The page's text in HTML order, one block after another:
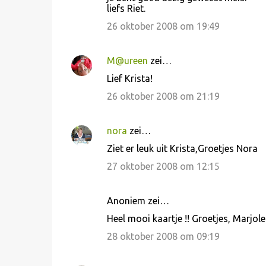
liefs Riet.
26 oktober 2008 om 19:49
M@ureen zei…
Lief Krista!
26 oktober 2008 om 21:19
nora zei…
Ziet er leuk uit Krista,Groetjes Nora
27 oktober 2008 om 12:15
Anoniem zei…
Heel mooi kaartje !! Groetjes,
28 oktober 2008 om 09:19